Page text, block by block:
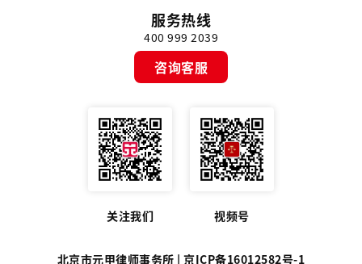
服务热线
400 999 2039
咨询客服
关注我们 视频号
北京市元甲律师事务所 |京ICP备16012582号-1